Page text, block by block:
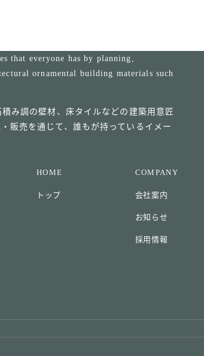
that everyone has by planning,
ornamental building materials such
み調の壁材、床タイルなどの建築用意匠
販売を通じて、誰もが持っているイメー
HOME
トップ
COMPANY
会社案内
お知らせ
採用情報